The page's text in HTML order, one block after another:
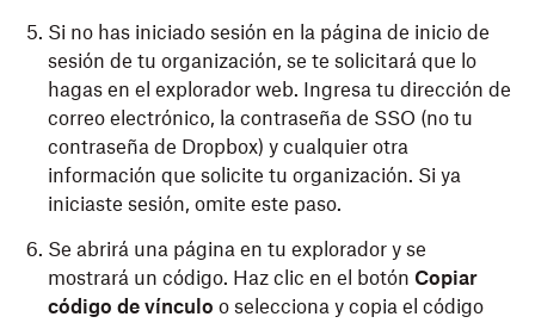
Si no has iniciado sesión en la página de inicio de
sesión de tu organización, se te solicitará que lo
hagas en el explorador web. Ingresa tu dirección de
correo electrónico, la contraseña de SSO (no tu
contraseña de Dropbox) y cualquier otra
información que solicite tu organización. Si ya
iniciaste sesión, omite este paso.
Se abrirá una página en tu explorador y se
mostrará un código. Haz clic en el botón Copiar
código de vínculo o selecciona y copia el código